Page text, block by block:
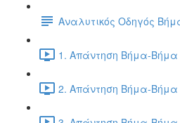
Αναλυτικός Οδηγός
1. Απάντηση Βήμα-Βήμα
2. Απάντηση Βήμα-Βήμα